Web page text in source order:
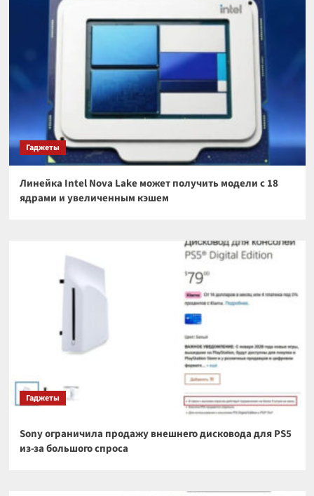
Гаджеты
Линейка Intel Nova Lake может получить модели с 18
ядрами и увеличенным кэшем
Гаджеты
Sony ограничила продажу внешнего дисковода для PS5
из-за большого спроса